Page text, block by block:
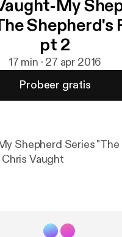
My
Shepherd's
pt 2
17 min · 27 apr 2016
Probeer gratis
Shepherd Series
Vaught